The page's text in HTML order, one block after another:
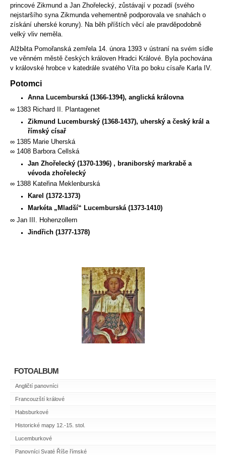
princové Zikmund a Jan Zhořelecký, zůstávají v pozadí (svého
nejstaršího syna Zikmunda vehementně podporovala ve snahách o
získání uherské koruny). Na běh příštích věcí ale pravděpodobně
velký vliv neměla.
Alžběta Pomořanská zemřela 14. února 1393 v ústraní na svém sídle
ve věnném městě českých královen Hradci Králové. Byla pochována
v královské hrobce v katedrále svatého Víta po boku císaře Karla IV.
Potomci
Anna Lucemburská (1366-1394), anglická královna
∞ 1383 Richard II. Plantagenet
Zikmund Lucemburský (1368-1437), uherský a český král a
římský císař
∞ 1385 Marie Uherská
∞ 1408 Barbora Cellská
Jan Zhořelecký (1370-1396) , braniborský markrabě a
vévoda zhořelecký
∞ 1388 Kateřina Meklenburská
Karel (1372-1373)
Markéta „Mladší“ Lucemburská (1373-1410)
∞ Jan III. Hohenzollern
Jindřich (1377-1378)
FOTOALBUM
Angličtí panovníci
Francouzští králové
Habsburkové
Historické mapy 12.-15. stol.
Lucemburkové
Panovníci Svaté Říše římské